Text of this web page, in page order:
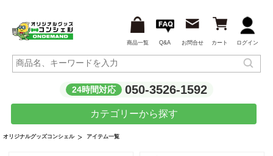
商品一覧 Q&A お問合せ カート ログイン
24時間対応 050-3526-1592
カテゴリーから探す
オリジナルグッズコンシェル アイテム一覧